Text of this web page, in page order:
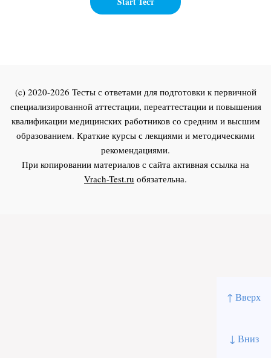
↑ Вверх
↓ Вниз
(c) 2020-2026 Тесты с ответами для подготовки к первичной
специализированной аттестации, переаттестации и повышения
квалификации медицинских работников со средним и высшим
образованием. Краткие курсы с лекциями и методическими
рекомендациями.
При копировании материалов с сайта активная ссылка на
Vrach-Test.ru обязательна.